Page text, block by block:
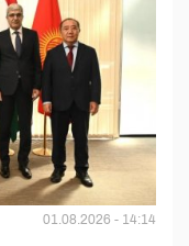
01.08.2026 - 14:14